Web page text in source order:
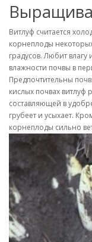
Витлуф считается
корнеплоды
градусов. Любит
влажности почвы в
Предпочтительны
кислых почвах витлуф
составляющей в
грубеет и усыхает.
корнеплоды сильно